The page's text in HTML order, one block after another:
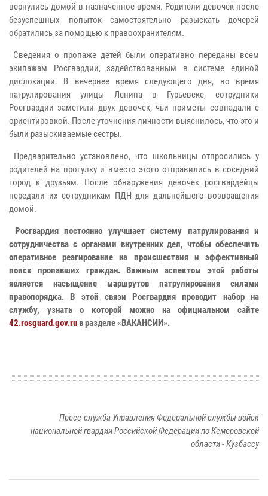
вернулись домой в назначенное время. Родители девочек после
безуспешных попыток самостоятельно разыскать дочерей
обратились за помощью к правоохранителям.
Сведения о пропаже детей были оперативно переданы всем
экипажам Росгвардии, задействованным в системе единой
дислокации. В вечернее время следующего дня, во время
патрулирования улицы Ленина в Гурьевске, сотрудники
Росгвардии заметили двух девочек, чьи приметы совпадали с
ориентировкой. После уточнения личности выяснилось, что это и
были разыскиваемые сестры.
Предварительно установлено, что школьницы отпросились у
родителей на прогулку и вместо этого отправились в соседний
город к друзьям. После обнаружения девочек росгвардейцы
передали их сотрудникам ПДН для дальнейшего возвращения
домой.
Росгвардия постоянно улучшает систему патрулирования и
сотрудничества с органами внутренних дел, чтобы обеспечить
оперативное реагирование на происшествия и эффективный
поиск пропавших граждан. Важным аспектом этой работы
является насыщение маршрутов патрулирования силами
правопорядка. В этой связи Росгвардия проводит набор на
службу, узнать о которой можно на официальном сайте
42.rosguard.gov.ru в разделе «ВАКАНСИИ».
Пресс-служба Управления Федеральной службы войск
национальной гвардии Российской Федерации по Кемеровской
области - Кузбассу